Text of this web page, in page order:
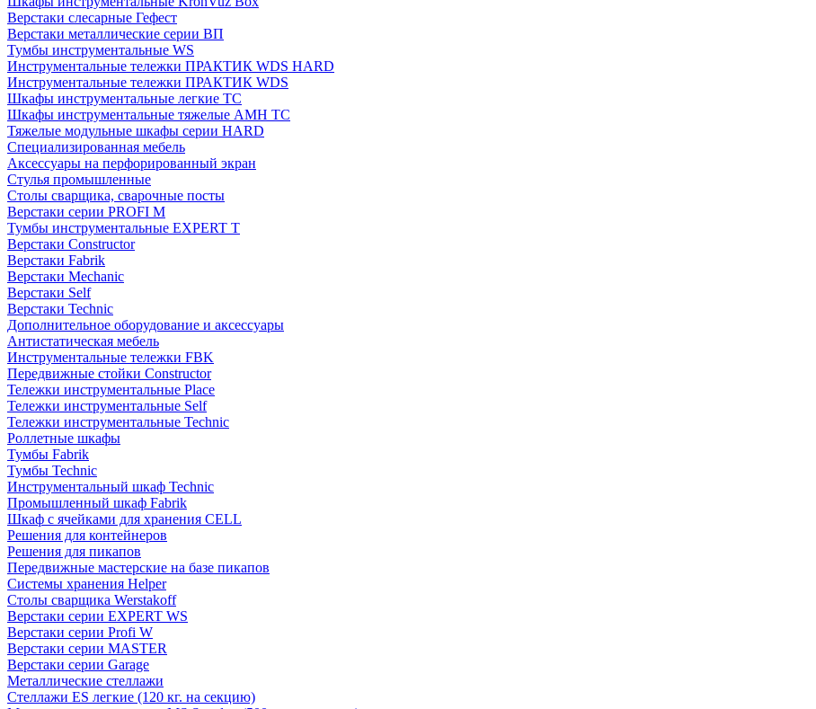
Верстаки слесарные Гефест
Верстаки металлические серии ВП
Тумбы инструментальные WS
Инструментальные тележки ПРАКТИК WDS HARD
Инструментальные тележки ПРАКТИК WDS
Шкафы инструментальные легкие ТС
Шкафы инструментальные тяжелые AMH TC
Тяжелые модульные шкафы серии HARD
Cпециализированная мебель
Аксессуары на перфорированный экран
Стулья промышленные
Столы сварщика, сварочные посты
Верстаки серии PROFI M
Тумбы инструментальные EXPERT T
Верстаки Constructor
Верстаки Fabrik
Верстаки Mechanic
Верстаки Self
Верстаки Technic
Дополнительное оборудование и аксессуары
Антистатическая мебель
Инструментальные тележки FBK
Передвижные стойки Constructor
Тележки инструментальные Place
Тележки инструментальные Self
Тележки инструментальные Technic
Роллетные шкафы
Тумбы Fabrik
Тумбы Technic
Инструментальный шкаф Technic
Промышленный шкаф Fabrik
Шкаф с ячейками для хранения CELL
Решения для контейнеров
Решения для пикапов
Передвижные мастерские на базе пикапов
Системы хранения Helper
Столы сварщика Werstakoff
Верстаки серии EXPERT WS
Верстаки серии Profi W
Верстаки серии MASTER
Верстаки серии Garage
Металлические стеллажи
Стеллажи ES легкие (120 кг. на секцию)